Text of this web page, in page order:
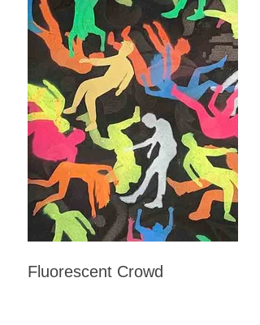
Fluorescent Crowd